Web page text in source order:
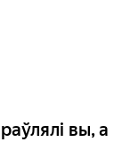
вы, а